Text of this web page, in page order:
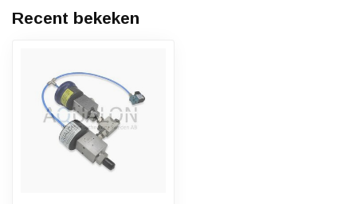
Recent bekeken